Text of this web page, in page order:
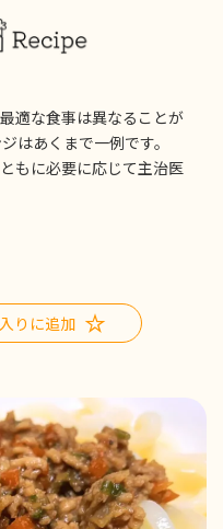
適な食事は異なることが
はあくまで一例です。
もに必要に応じて主治医
りに追加